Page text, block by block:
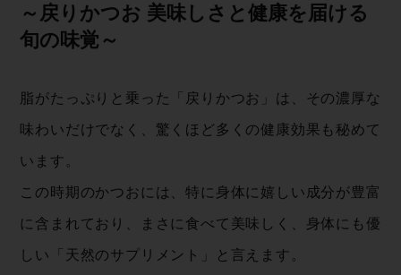
～戻りかつお 美味しさと健康を届ける
旬 の 味 覚 ～
脂がたっぷりと乗った「戻りかつお」は、その濃厚な
味わいだけでなく、驚くほど多くの健康効果も秘めて
います。
この時期のかつおには、特に身体に嬉しい成分が豊富
に含まれており、まさに食べて美味しく、身体にも優
しい「天然のサプリメント」と言えます。